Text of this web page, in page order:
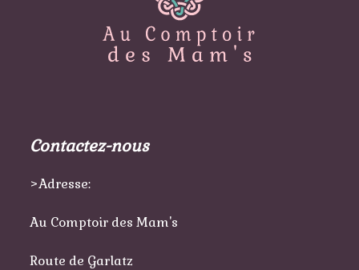
Contactez-nous
>Adresse:
Au Comptoir des Mam's
Route de Garlatz